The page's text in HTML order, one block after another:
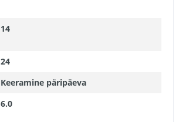
14
24
Keeramine päripäeva
6.0